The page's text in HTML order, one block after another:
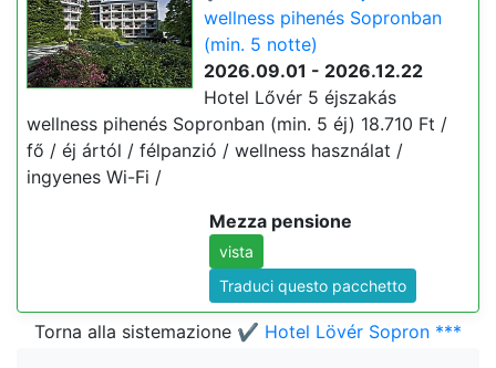
wellness pihenés Sopronban
(min. 5 notte)
2026.09.01 - 2026.12.22
Hotel Lővér 5 éjszakás
wellness pihenés Sopronban (min. 5 éj) 18.710 Ft /
fő / éj ártól / félpanzió / wellness használat /
ingyenes Wi-Fi /
Mezza pensione
vista
Traduci questo pacchetto
Torna alla sistemazione ✔️ Hotel Lövér Sopron ***